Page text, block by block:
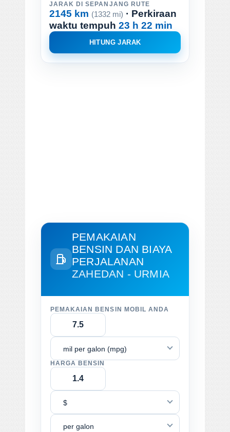
JARAK DI SEPANJANG RUTE
2145 km (1332 mi) · Perkiraan
waktu tempuh 23 h 22 min
HITUNG JARAK
PEMAKAIAN
BENSIN DAN BIAYA
PERJALANAN
ZAHEDAN - URMIA
PEMAKAIAN BENSIN MOBIL ANDA
mil per galon (mpg)
HARGA BENSIN
$
per galon